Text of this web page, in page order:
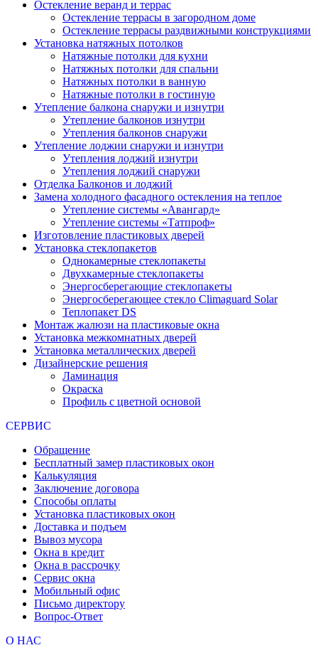
Остекление веранд и террас
Остекление террасы в загородном доме
Остекление террасы раздвижными конструкциями
Установка натяжных потолков
Натяжные потолки для кухни
Натяжных потолки для спальни
Натяжных потолки в ванную
Натяжные потолки в гостиную
Утепление балкона снаружи и изнутри
Утепление балконов изнутри
Утепления балконов снаружи
Утепление лоджии снаружи и изнутри
Утепления лоджий изнутри
Утепления лоджий снаружи
Отделка Балконов и лоджий
Замена холодного фасадного остекления на теплое
Утепление системы «Авангард»
Утепление системы «Татпроф»
Изготовление пластиковых дверей
Установка стеклопакетов
Однокамерные стеклопакеты
Двухкамерные стеклопакеты
Энергосберегающие стеклопакеты
Энергосберегающее стекло Climaguard Solar
Теплопакет DS
Монтаж жалюзи на пластиковые окна
Установка межкомнатных дверей
Установка металлических дверей
Дизайнерские решения
Ламинация
Окраска
Профиль с цветной основой
СЕРВИС
Обращение
Бесплатный замер пластиковых окон
Калькуляция
Заключение договора
Способы оплаты
Установка пластиковых окон
Доставка и подъем
Вывоз мусора
Окна в кредит
Окна в рассрочку
Сервис окна
Мобильный офис
Письмо директору
Вопрос-Ответ
О НАС